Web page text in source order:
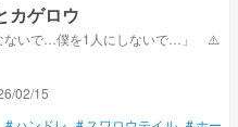
カゲロウ
ないで…僕を1人にしないで…」 ⚠️
02/15